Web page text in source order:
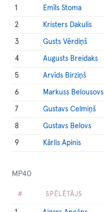
1 Emīls Stoma
2 Kristers Dakulis
3 Gusts Vērdiņš
4 Augusts Breidaks
5 Arvīds Birziņš
6 Markuss Belousovs
7 Gustavs Celmiņš
8 Gustavs Belovs
9 Kārlis Apinis
MP40
# SPĒLĒTĀJS